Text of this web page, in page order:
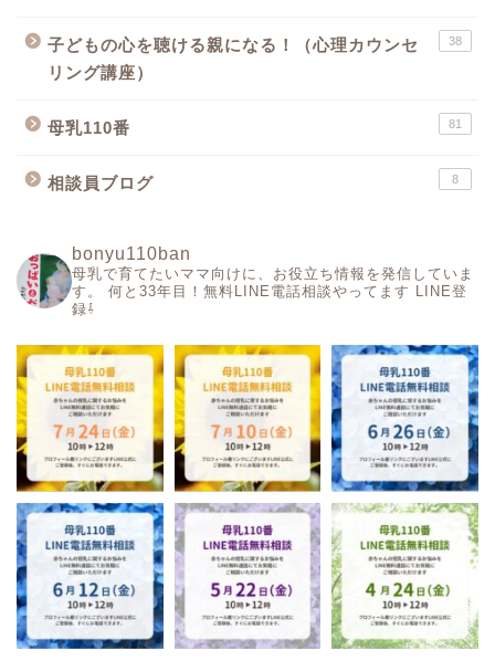
子どもの心を聴ける親になる！（心理カウンセ
リング講座）
38
母乳110番 81
相談員ブログ 8
bonyu110ban
母乳で育てたいママ向けに、お役立ち情報を発信していま
す。
何と33年目！無料LINE電話相談やってます
LINE登
録⇩